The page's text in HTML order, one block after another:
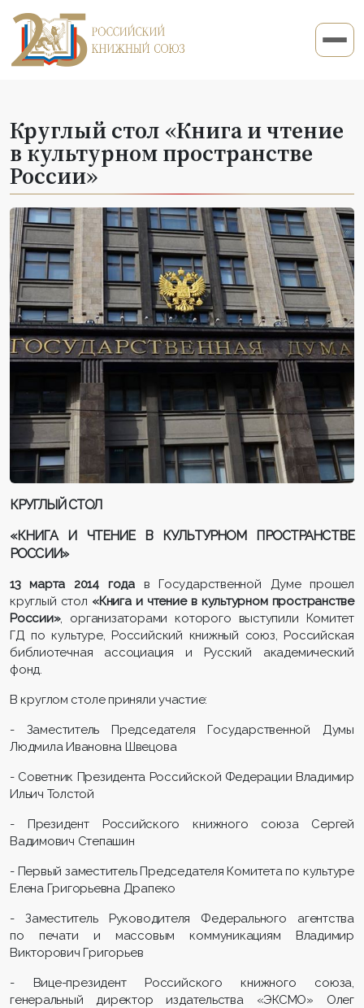
Круглый стол «Книга и чтение
в культурном пространстве
России»
КРУГЛЫЙ СТОЛ
«КНИГА И ЧТЕНИЕ В КУЛЬТУРНОМ ПРОСТРАНСТВЕ
РОССИИ»
13 марта 2014 годав Государственной Думе прошел
круглый стол «Книга и чтение в культурном пространстве
России», организаторами которого выступили Комитет
ГД по культуре, Российский книжный союз, Российская
библиотечная ассоциация и Русский академический
фонд.
В круглом столе приняли участие:
- Заместитель Председателя Государственной Думы
Людмила Ивановна Швецова
- Советник Президента Российской Федерации Владимир
Ильич Толстой
- Президент Российского книжного союза Сергей
Вадимович Степашин
- Первый заместитель Председателя Комитета по культуре
Елена Григорьевна Драпеко
- Заместитель Руководителя Федерального агентства
по печати и массовым коммуникациям Владимир
Викторович Григорьев
- Вице-президент Российского книжного союза,
генеральный директор издательства «ЭКСМО» Олег